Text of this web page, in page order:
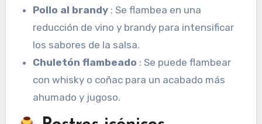
Pollo al brandy: Se flambea en una
reducción de vino y brandy para intensificar
los sabores de la salsa.
Chuletón flambeado : Se puede flambear
con whisky o coñac para un acabado más
ahumado y jugoso.